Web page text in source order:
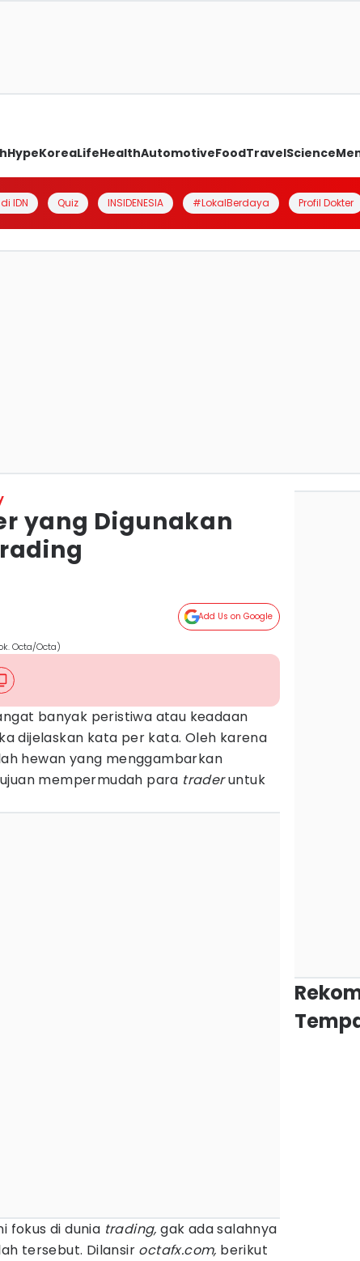
HypeKoreaLifeHealthAutomotiveFoodTravelScience
IDN Quiz INSIDENESIA #LokalBerdaya Profil Dokter
yang Digunakan
Add Us on Google
Octa/Octa)
banyak peristiwa atau keadaan
dijelaskan kata per kata. Oleh karena
hewan yang menggambarkan
mempermudah para traderuntuk
fokus di dunia trading, gak ada salahnya
tersebut. Dilansir octafx.com, berikut